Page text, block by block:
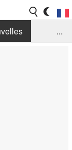
...